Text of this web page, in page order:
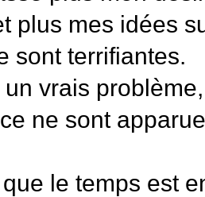
plus mes idées
sont terrifiantes.
vrais
ne sont
le temps est